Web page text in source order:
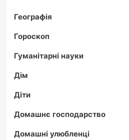
Географія
Гороскоп
Гуманітарні науки
Дім
Діти
Домашнє господарство
Домашні улюбленці